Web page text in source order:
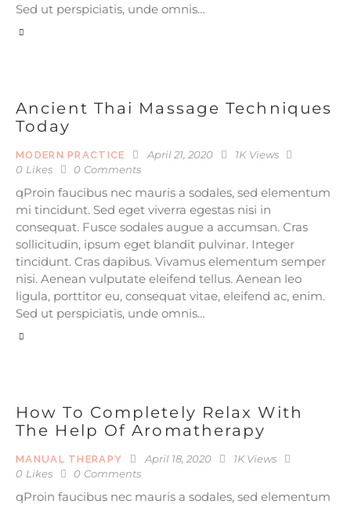
Sed ut perspiciatis, unde omnis…
Ancient Thai Massage Techniques
Today
MODERN PRACTICE April 21, 2020 1K Views
0 Likes 0 Comments
qProin faucibus nec mauris a sodales, sed elementum
mi tincidunt. Sed eget viverra egestas nisi in
consequat. Fusce sodales augue a accumsan. Cras
sollicitudin, ipsum eget blandit pulvinar. Integer
tincidunt. Cras dapibus. Vivamus elementum semper
nisi. Aenean vulputate eleifend tellus. Aenean leo
ligula, porttitor eu, consequat vitae, eleifend ac, enim.
Sed ut perspiciatis, unde omnis…
How To Completely Relax With
The Help Of Aromatherapy
MANUAL THERAPY April 18, 2020 1K Views
0 Likes 0 Comments
qProin faucibus nec mauris a sodales, sed elementum